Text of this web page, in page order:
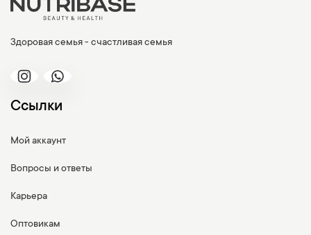
Здоровая семья - счастливая семья
Ссылки
Мой аккаунт
Вопросы и ответы
Карьера
Оптовикам